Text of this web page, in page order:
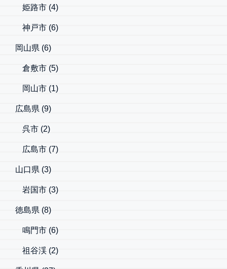
姫路市 (4)
神戸市 (6)
岡山県 (6)
倉敷市 (5)
岡山市 (1)
広島県 (9)
呉市 (2)
広島市 (7)
山口県 (3)
岩国市 (3)
徳島県 (8)
鳴門市 (6)
祖谷渓 (2)